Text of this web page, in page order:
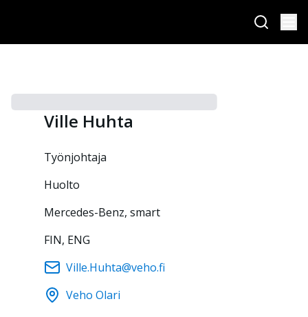
Ville Huhta
työnjohtaja
Huolto
Mercedes-Benz, smart
FIN, ENG
Ville.Huhta@veho.fi
Veho Olari